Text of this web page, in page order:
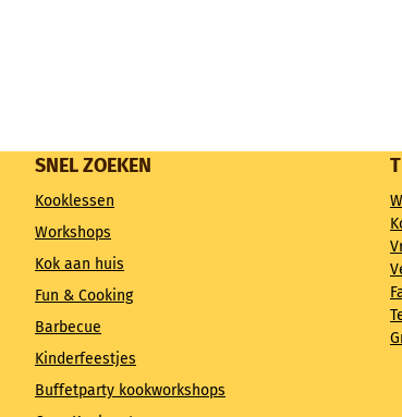
SNEL ZOEKEN
Kooklessen
Workshops
Kok aan huis
Fun & Cooking
Barbecue
Kinderfeestjes
Buffetparty kookworkshops